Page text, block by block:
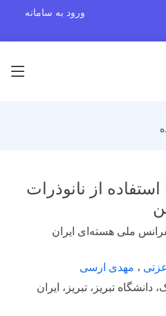
ورود به سامانه
از نانوذرات
ملی هسته‌ای ایران
عزتی ، مهدی ارسی
تبریز، تبریز، ایران